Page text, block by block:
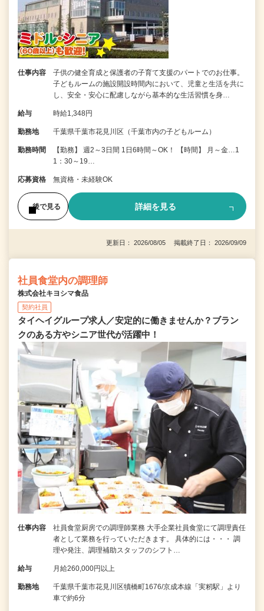
仕事内容
子供の健全育成と保護者の子育て支援のパートでのお仕事。
子どもルームの施設開設時間内において、児童と生活を共に
し、安全・安心に配慮しながら基本的な生活習慣を身…
給与 時給1,348円
勤務地 千葉県千葉市花見川区（千葉市内の子どもルーム）
勤務時間
【勤務】 週2～3日間 1日6時間～OK！ 【時間】 月～金…1
1：30～19…
応募資格 無資格・未経験OK
後で見る 詳細を見る
更新日： 2026/08/05 掲載終了日： 2026/09/09
社員食堂内の調理師
株式会社キヨシマ食品
契約社員
タイヘイグループ求人／安定的に働きませんか？ブラン
クのある方やシニア世代が活躍中！
仕事内容
社員食堂厨房での調理師業務 大手企業社員食堂にて調理責任
者として業務を行っていただきます。 具体的には・・・ 調
理や発注、調理補助スタッフのシフト…
給与 月給260,000円以上
勤務地
千葉県千葉市花見川区犢橋町1676/京成本線「実籾駅」より
車で約6分